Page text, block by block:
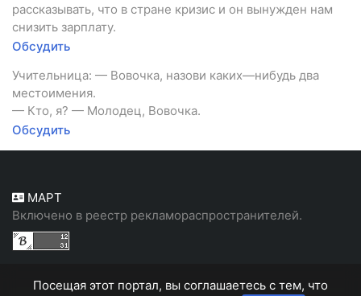
рассказывать, что в стране кризис и он вынужден нам
снизить зарплату.
Обсудить
Учительница: — Вовочка, назови каких—нибудь два
местоимения.
— Кто, я? — Молодец, Вовочка.
Обсудить
МАРТ
Включено в реестр рекламораспространителей.
Посещая этот портал, вы соглашаетесь с тем, что